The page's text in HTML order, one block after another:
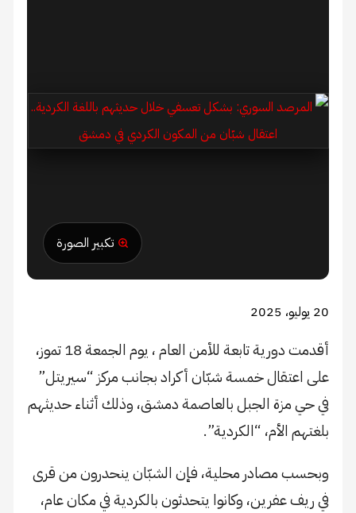
تكبير الصورة
20 يوليو، 2025
أقدمت دورية تابعة للأمن العام ، يوم الجمعة 18 تموز،
على اعتقال خمسة شبّان أكراد بجانب مركز “سيريتل”
في حي مزة الجبل بالعاصمة دمشق، وذلك أثناء حديثهم
بلغتهم الأم، “الكردية”.
وبحسب مصادر محلية، فإن الشبّان ينحدرون من قرى
في ريف عفرين، وكانوا يتحدثون بالكردية في مكان عام،